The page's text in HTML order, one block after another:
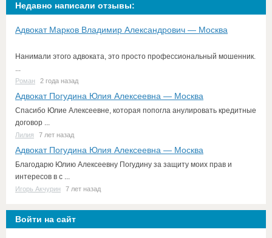
Недавно написали отзывы:
Адвокат Марков Владимир Александрович — Москва
Нанимали этого адвоката, это просто профессиональный мошенник.
...
Роман 2 года назад
Адвокат Погудина Юлия Алексеевна — Москва
Спасибо Юлие Алексеевне, которая попогла анулировать кредитные
договор ...
Лилия 7 лет назад
Адвокат Погудина Юлия Алексеевна — Москва
Благодарю Юлию Алексеевну Погудину за защиту моих прав и
интересов в с ...
Игорь Акчурин 7 лет назад
Войти на сайт